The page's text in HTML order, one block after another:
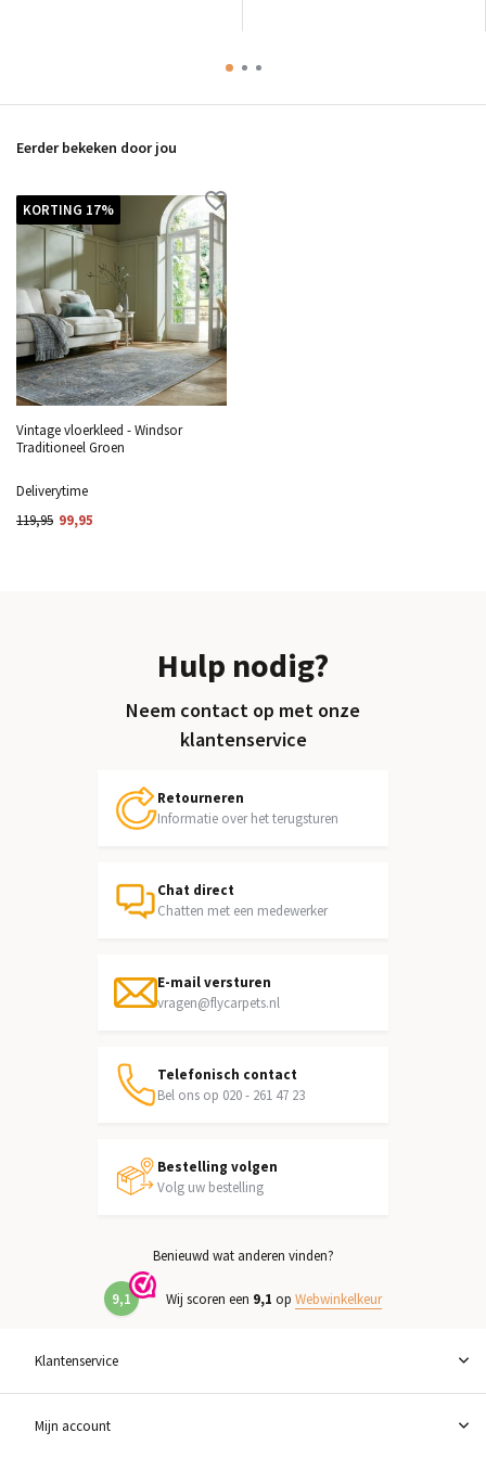
Eerder bekeken door jou
KORTING 17%
Vintage vloerkleed - Windsor
Traditioneel Groen
Deliverytime
119,95 99,95
Hulp nodig?
Neem contact op met onze
klantenservice
Retourneren
Informatie over het terugsturen
Chat direct
Chatten met een medewerker
E-mail versturen
vragen@flycarpets.nl
Telefonisch contact
Bel ons op 020 - 261 47 23
Bestelling volgen
Volg uw bestelling
Benieuwd wat anderen vinden?
9,1 Wij scoren een 9,1 op Webwinkelkeur
Klantenservice
Mijn account